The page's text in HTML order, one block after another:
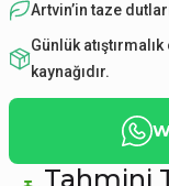
Tahmini
Artvin’in taze
Günlük
kaynağıdır.